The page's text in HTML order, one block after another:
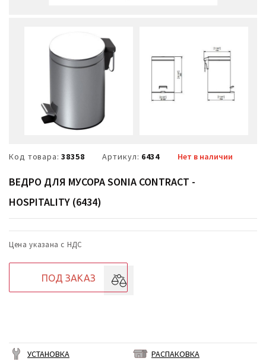
Код товара: 38358 Артикул: 6434 Нет в наличии
ВЕДРО ДЛЯ МУСОРА SONIA CONTRACT -
HOSPITALITY (6434)
Цена указана с НДС
ПОД ЗАКАЗ
УСТАНОВКА
РАСПАКОВКА